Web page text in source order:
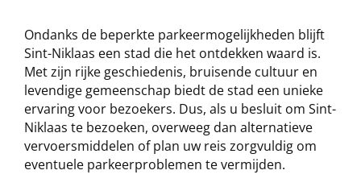
Ondanks de beperkte parkeermogelijkheden blijft
Sint-Niklaas een stad die het ontdekken waard is.
Met zijn rijke geschiedenis, bruisende cultuur en
levendige gemeenschap biedt de stad een unieke
ervaring voor bezoekers. Dus, als u besluit om Sint-
Niklaas te bezoeken, overweeg dan alternatieve
vervoersmiddelen of plan uw reis zorgvuldig om
eventuele parkeerproblemen te vermijden.